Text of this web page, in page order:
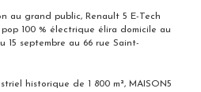
au grand public, Renault 5 E-Tech
100 % électrique élira domicile au
15 septembre au 66 rue Saint-
historique de 1 800 m², MAISON5